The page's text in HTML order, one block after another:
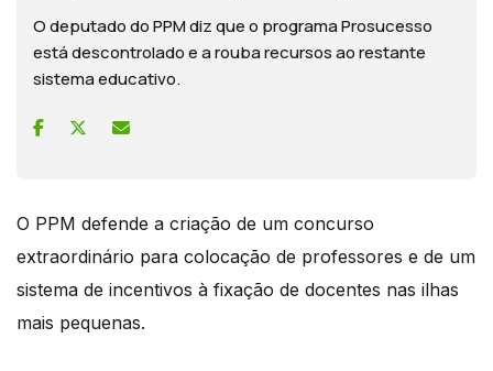
O deputado do PPM diz que o programa Prosucesso
está descontrolado e a rouba recursos ao restante
sistema educativo.
O PPM defende a criação de um concurso
extraordinário para colocação de professores e de um
sistema de incentivos à fixação de docentes nas ilhas
mais pequenas.